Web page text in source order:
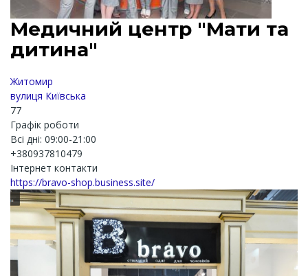
Медичний центр "Мати та
дитина"
Житомир
вулиця Київська
77
Графік роботи
Всі дні: 09:00-21:00
+380937810479
Інтернет контакти
https://bravo-shop.business.site/